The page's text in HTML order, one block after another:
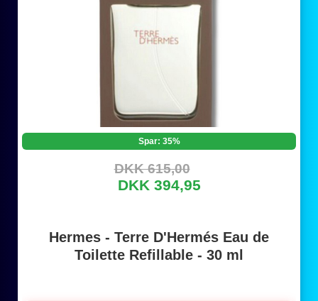
Spar: 35%
DKK 615,00
DKK 394,95
Hermes - Terre D'Hermés Eau de
Toilette Refillable - 30 ml